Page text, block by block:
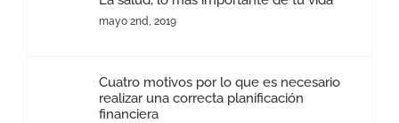
mayo 2nd, 2019
Cuatro motivos por lo que es necesario
realizar una correcta planificación
financiera